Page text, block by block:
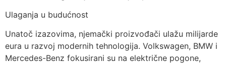
Ulaganja u budućnost
Unatoč izazovima, njemački proizvođači ulažu milijarde
eura u razvoj modernih tehnologija. Volkswagen, BMW i
Mercedes-Benz fokusirani su na električne pogone,